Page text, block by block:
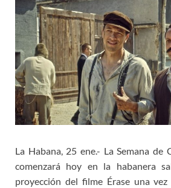
La Habana, 25 ene.- La Semana de
comenzará hoy en la habanera
proyección del filme Érase una